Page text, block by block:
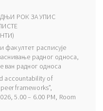
РОК ЗА УПИС
факултет расписује
радног односа,
ван радног односа
accountability of
frameworks”,
5.00 – 6.00 PM, Room